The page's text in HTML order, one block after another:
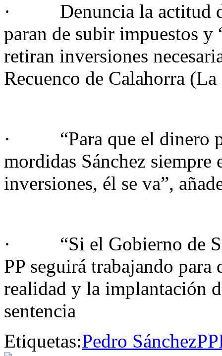
· Denuncia la actitud de
paran de subir impuestos
retiran inversiones
Recuenco de Calahorra
· “Para que el dinero
mordidas Sánchez siempre
inversiones, él se va”,
· “Si el Gobierno de
PP seguirá trabajando para
realidad y la implantación
sentencia
Etiquetas:Pedro SánchezPP